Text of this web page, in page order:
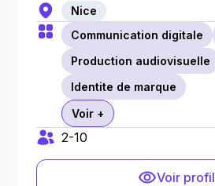
Nice
Communication digitale
Production audiovisuelle
Identite de marque
Voir +
2-10
Voir profil